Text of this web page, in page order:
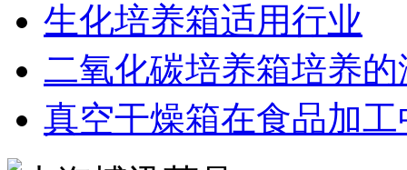
生化培养箱适用行业
二氧化碳培养箱培养
真空干燥箱在食品加